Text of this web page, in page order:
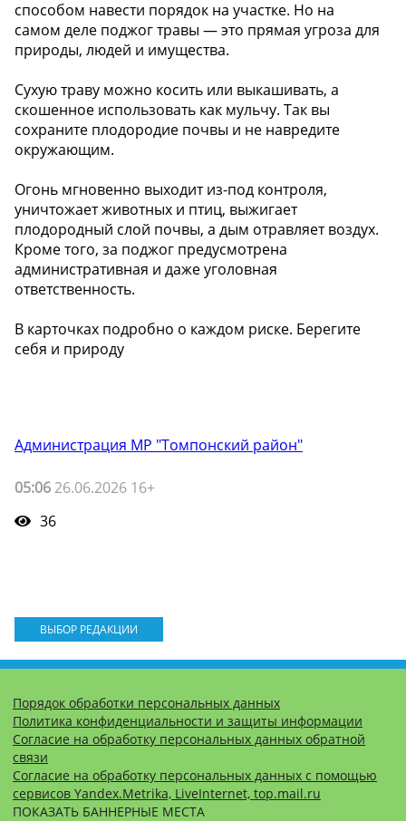
способом навести порядок на участке. Но на
самом деле поджог травы — это прямая угроза для
природы, людей и имущества.
Сухую траву можно косить или выкашивать, а
скошенное использовать как мульчу. Так вы
сохраните плодородие почвы и не навредите
окружающим.
Огонь мгновенно выходит из-под контроля,
уничтожает животных и птиц, выжигает
плодородный слой почвы, а дым отравляет воздух.
Кроме того, за поджог предусмотрена
административная и даже уголовная
ответственность.
В карточках подробно о каждом риске. Берегите
себя и природу
Администрация МР "Томпонский район"
05:06 26.06.2026 16+
36
ВЫБОР РЕДАКЦИИ
Порядок обработки персональных данных
Политика конфиденциальности и защиты информации
Согласие на обработку персональных данных обратной
связи
Согласие на обработку персональных данных с помощью
сервисов Yandex.Metrika, LiveInternet, top.mail.ru
ПОКАЗАТЬ БАННЕРНЫЕ МЕСТА